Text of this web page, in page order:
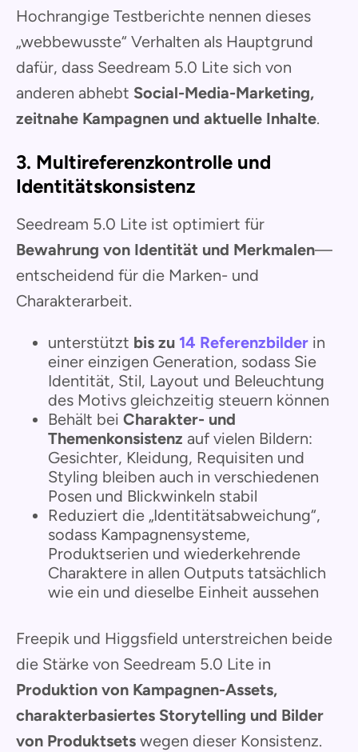
Hochrangige Testberichte nennen dieses
„webbewusste“ Verhalten als Hauptgrund
dafür, dass Seedream 5.0 Lite sich von
anderen abhebt Social-Media-Marketing,
zeitnahe Kampagnen und aktuelle Inhalte.
3. Multireferenzkontrolle und
Identitätskonsistenz
Seedream 5.0 Lite ist optimiert für
Bewahrung von Identität und Merkmalen—
entscheidend für die Marken- und
Charakterarbeit.
unterstützt bis zu 14 Referenzbilder in
einer einzigen Generation, sodass Sie
Identität, Stil, Layout und Beleuchtung
des Motivs gleichzeitig steuern können
Behält bei Charakter- und
Themenkonsistenz auf vielen Bildern:
Gesichter, Kleidung, Requisiten und
Styling bleiben auch in verschiedenen
Posen und Blickwinkeln stabil
Reduziert die „Identitätsabweichung“,
sodass Kampagnensysteme,
Produktserien und wiederkehrende
Charaktere in allen Outputs tatsächlich
wie ein und dieselbe Einheit aussehen
Freepik und Higgsfield unterstreichen beide
die Stärke von Seedream 5.0 Lite in
Produktion von Kampagnen-Assets,
charakterbasiertes Storytelling und Bilder
von Produktsets wegen dieser Konsistenz.